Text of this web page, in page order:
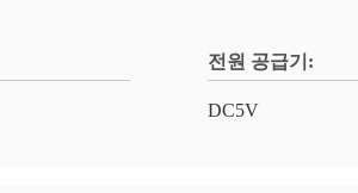
전원 공급기:
DC5V